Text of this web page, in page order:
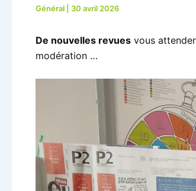
Général 30 avril 2026
De nouvelles revues vous
modération …